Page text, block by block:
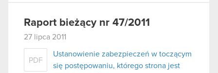
Raport bieżący nr 47/2011
27 lipca 2011
PDF
Ustanowienie zabezpieczeń w toczącym
się postępowaniu, którego strona jest